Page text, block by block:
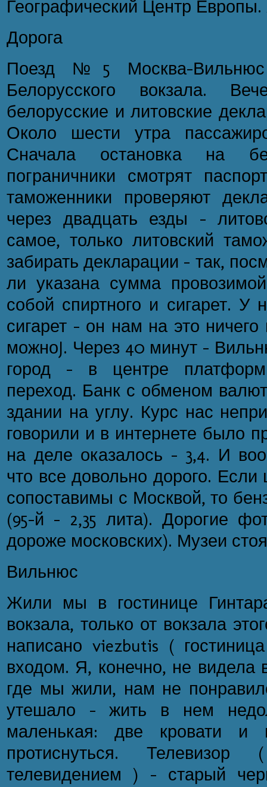
Географический Центр
Дорога
Поезд №5 Москва-
Белорусского вокзала.
белорусские и литовские
Около шести утра
Сначала остановка на
пограничники смотрят
таможенники проверяют
через двадцать езды -
самое, только литовский
забирать декларации - так,
ли указана сумма
собой спиртного и сигарет.
сигарет - он нам на это
можноJ. Через 40 минут -
город - в центре
переход. Банк с обменом
здании на углу. Курс нас
говорили и в интернете было
на деле оказалось - 3,4. И
что все довольно дорого.
сопоставимы с Москвой, то
(95-й - 2,35 лита). Дорогие
дороже московских). Музеи
Вильнюс
Жили мы в гостинице
вокзала, только от вокзала
написано viezbutis (
входом. Я, конечно, не видела
где мы жили, нам не
утешало - жить в нем
маленькая: две кровати и
протиснуться.
телевидением ) - старый